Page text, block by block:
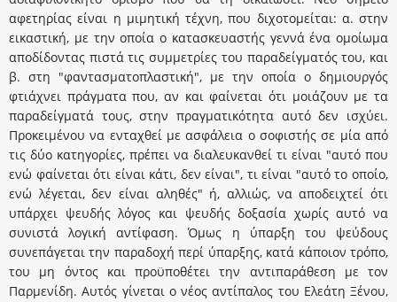
αφετηρίας είναι η μιμητική τέχνη, που διχοτομείται: α. στην
εικαστική, με την οποία ο κατασκευαστής γεννά ένα ομοίωμα
αποδίδοντας πιστά τις συμμετρίες του παραδείγματός του, και
β. στη "φαντασματοπλαστική", με την οποία ο δημιουργός
φτιάχνει πράγματα που, αν και φαίνεται ότι μοιάζουν με τα
παραδείγματά τους, στην πραγματικότητα αυτό δεν ισχύει.
Προκειμένου να ενταχθεί με ασφάλεια ο σοφιστής σε μία από
τις δύο κατηγορίες, πρέπει να διαλευκανθεί τι είναι "αυτό που
ενώ φαίνεται ότι είναι κάτι, δεν είναι", τι είναι "αυτό το οποίο,
ενώ λέγεται, δεν είναι αληθές" ή, αλλιώς, να αποδειχτεί ότι
υπάρχει ψευδής λόγος και ψευδής δοξασία χωρίς αυτό να
συνιστά λογική αντίφαση. Όμως η ύπαρξη του ψεύδους
συνεπάγεται την παραδοχή περί ύπαρξης, κατά κάποιον τρόπο,
του μη όντος και προϋποθέτει την αντιπαράθεση με τον
Παρμενίδη. Αυτός γίνεται ο νέος αντίπαλος του Ελεάτη Ξένου,